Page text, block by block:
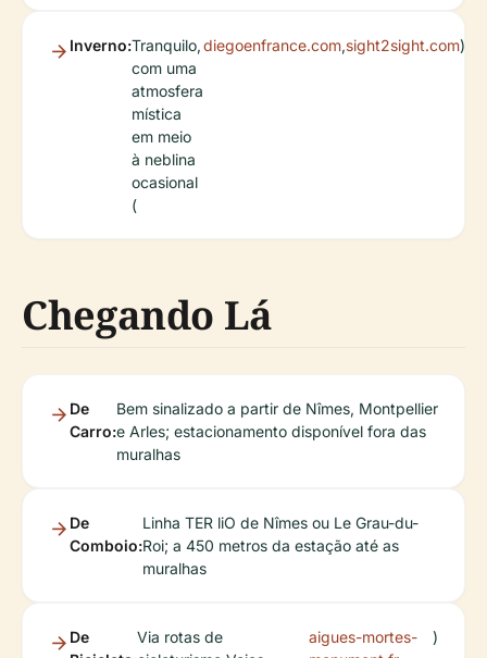
Inverno:Tranquilo,
com uma
atmosfera
mística
em meio
à neblina
ocasional
(
diegoenfrance.com,sight2sight.com)
Chegando Lá
De
Carro:
Bem sinalizado a partir de Nîmes, Montpellier
e Arles; estacionamento disponível fora das
muralhas
De
Comboio:
Linha TER liO de Nîmes ou Le Grau-du-
Roi; a 450 metros da estação até as
muralhas
De
Via rotas de
aigues-mortes-
)